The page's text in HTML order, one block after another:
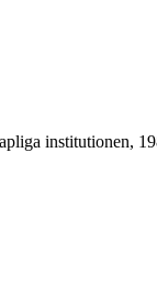
institutionen,